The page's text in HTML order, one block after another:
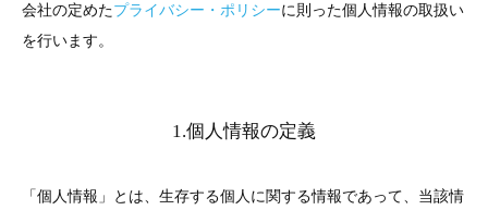
会社の定めたプライバシー・ポリシーに則った個人情報の取扱い
を行います。
1.個人情報の定義
「個人情報」とは、生存する個人に関する情報であって、当該情